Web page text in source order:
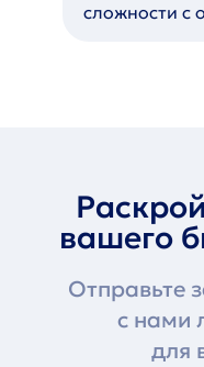
сложности с
Отправьте
с нами
для
вашего